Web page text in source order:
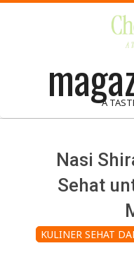
A
Nasi
Sehat
KULINER SEHAT